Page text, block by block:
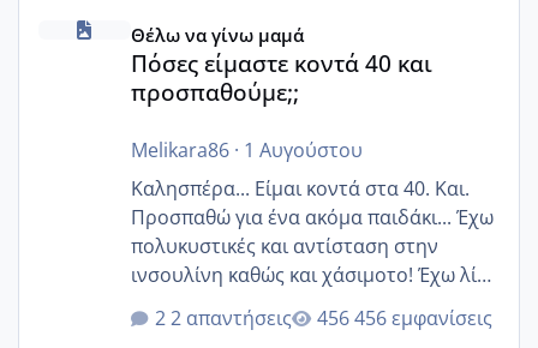
Πόσες είμαστε κοντά 40 και προσπαθούμε;;
Θέλω να γίνω μαμά
Πόσες είμαστε κοντά 40 και
προσπαθούμε;;
Melikara86· 1 Αυγούστου
Καλησπέρα... Είμαι κοντά στα 40. Και.
Προσπαθώ για ένα ακόμα παιδάκι... Έχω
πολυκυστικές και αντίσταση στην
ινσουλίνη καθώς και χάσιμοτο! Έχω λίγα
κιλά παραπάνω και όσο κ αν προσπαθώ
δεν χάνω εύκολα! Προσπαθώ για ακόμη
2 απαντήσεις 456 εμφανίσεις